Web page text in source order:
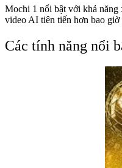
Mochi 1 nổi bật với khả năng
video AI tiên tiến hơn bao giờ
Các tính năng nổi